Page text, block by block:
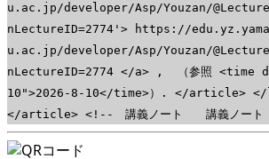
u.ac.jp/developer/Asp/Youzan/
nLectureID=2774'> https://
u.ac.jp/developer/Asp/Youzan/
nLectureID=2774 </a> , （参照 <time
10">2026-8-10</time>）. </article>
</article> <!-- 講義ノート 講義ノー